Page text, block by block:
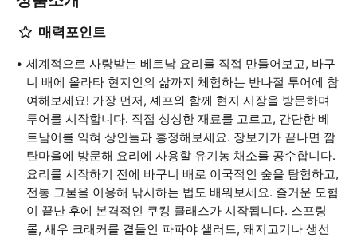
매력포인트
세계적으로 사랑받는 베트남 요리를 직접 만들어보고, 바구
니 배에 올라타 현지인의 삶까지 체험하는 반나절 투어에 참
여해보세요! 가장 먼저, 셰프와 함께 현지 시장을 방문하며
투어를 시작합니다. 직접 싱싱한 재료를 고르고, 간단한 베
트남어를 익혀 상인들과 흥정해보세요. 장보기가 끝나면 깜
탄마을에 방문해 요리에 사용할 유기농 채소를 공수합니다.
요리를 시작하기 전에 바구니 배로 이국적인 숲을 탐험하고,
전통 그물을 이용해 낚시하는 법도 배워보세요. 즐거운 모험
이 끝난 후에 본격적인 쿠킹 클래스가 시작됩니다. 스프링
롤, 새우 크래커를 곁들인 파파야 샐러드, 돼지고기나 생선